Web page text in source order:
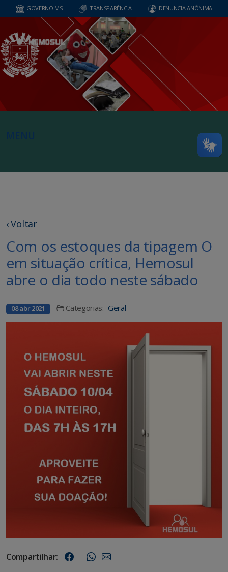
GOVERNO MS TRANSPARÊNCIA DENUNCIA ANÔNIMA
MENU
‹ Voltar
Com os estoques da tipagem O
em situação crítica, Hemosul
abre o dia todo neste sábado
08 abr 2021 Categorias: Geral
Compartilhar: